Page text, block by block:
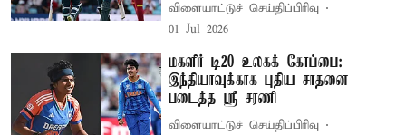
விளையாட்டுச் செய்திப்பிரிவு
01 Jul 2026
மகளிர் டி20 உலகக் கோப்பை:
இந்தியாவுக்காக புதிய சாதனை
படைத்த ஸ்ரீ சரணி
விளையாட்டுச் செய்திப்பிரிவு